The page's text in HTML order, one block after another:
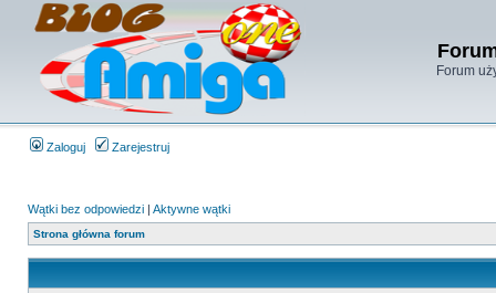
Forum
Zaloguj Zarejestruj
Wątki bez odpowiedzi | Aktywne wątki
Strona główna forum